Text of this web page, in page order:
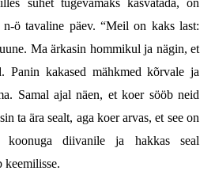
suhet tugevamaks kasvatada, on
n-ö tavaline päev. “Meil on kaks last:
Ma ärkasin hommikul ja nägin, et
Panin kakased mähkmed kõrvale ja
Samal ajal näen, et koer sööb neid
ta ära sealt, aga koer arvas, et see on
koonuga diivanile ja hakkas seal
keemilisse.